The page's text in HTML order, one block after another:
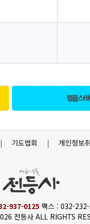
템플스
| 기도법회 | 개인정보
937-0125 팩스 : 032-
전등사 ALL RIGHTS